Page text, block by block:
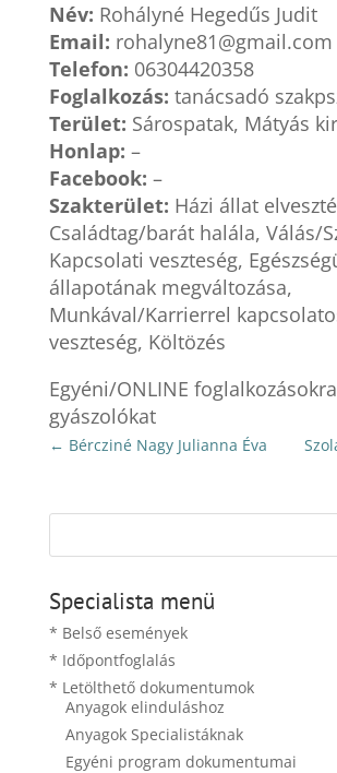
Név: Rohályné Hegedűs Judit
Email: rohalyne81@gmail.com
Telefon: 06304420358
Foglalkozás: tanácsadó
Terület: Sárospatak, Mátyás
Honlap: –
Facebook: –
Szakterület: Házi állat
Családtag/barát halála, Válás/
Kapcsolati veszteség,
állapotának megváltozása,
Munkával/Karrierrel
veszteség, Költözés
Egyéni/ONLINE
gyászolókat
← Bércziné Nagy Julianna Éva
Specialista menü
* Belső események
* Időpontfoglalás
* Letölthető dokumentumok
Anyagok elinduláshoz
Anyagok Specialistáknak
Egyéni program dokumentumai